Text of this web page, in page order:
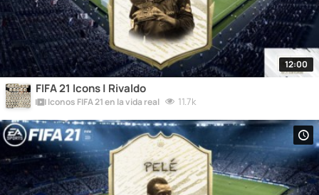
12:00
FIFA 21 Icons | Rivaldo
Iconos FIFA 21 en la vida real 11.7k